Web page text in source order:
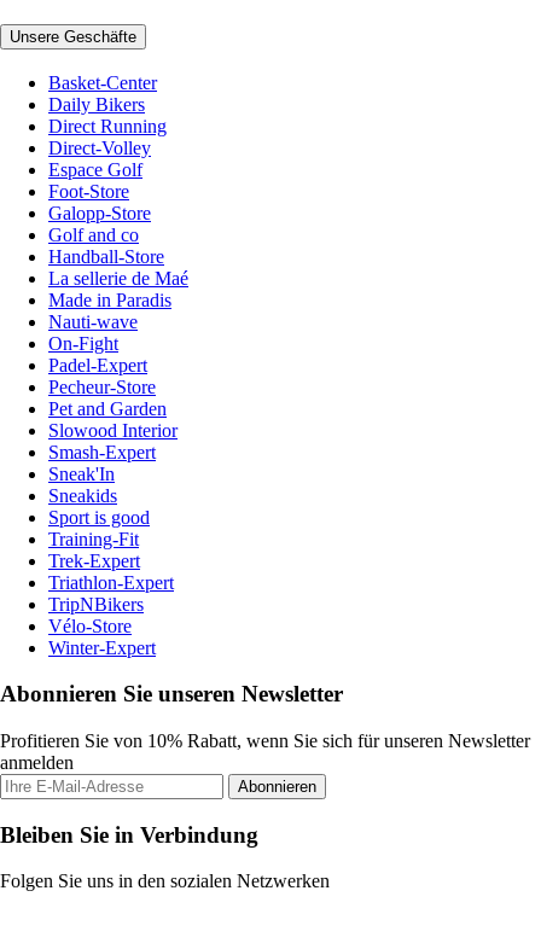
Unsere Geschäfte
Basket-Center
Daily Bikers
Direct Running
Direct-Volley
Espace Golf
Foot-Store
Galopp-Store
Golf and co
Handball-Store
La sellerie de Maé
Made in Paradis
Nauti-wave
On-Fight
Padel-Expert
Pecheur-Store
Pet and Garden
Slowood Interior
Smash-Expert
Sneak'In
Sneakids
Sport is good
Training-Fit
Trek-Expert
Triathlon-Expert
TripNBikers
Vélo-Store
Winter-Expert
Abonnieren Sie unseren Newsletter
Profitieren Sie von 10% Rabatt, wenn Sie sich für unseren Newsletter
anmelden
Abonnieren
Bleiben Sie in Verbindung
Folgen Sie uns in den sozialen Netzwerken